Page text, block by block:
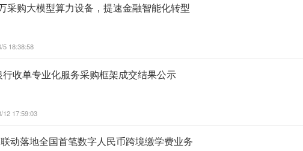
采购大模型算力设备，提速金融智能化转型
5 18:38:58
收单专业化服务采购框架成交结果公示
12 17:59:03
动落地全国首笔数字人民币跨境缴学费业务